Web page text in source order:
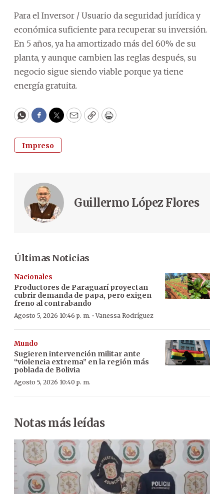
Para el Inversor / Usuario da seguridad jurídica y
económica suficiente para recuperar su inversión.
En 5 años, ya ha amortizado más del 60% de su
planta, y aunque cambien las reglas después, su
negocio sigue siendo viable porque ya tiene
energía gratuita.
WhatsApp
Facebook
Twitter
EmailCopyPrint
Impreso
Guillermo López Flores
Últimas Noticias
Nacionales
Productores de Paraguarí proyectan
cubrir demanda de papa, pero exigen
freno al contrabando
Agosto 5, 2026 10:46 p. m. ·Vanessa Rodríguez
Mundo
Sugieren intervención militar ante
“violencia extrema” en la región más
poblada de Bolivia
Agosto 5, 2026 10:40 p. m.
Notas más leídas